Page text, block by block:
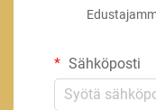
Sähköposti